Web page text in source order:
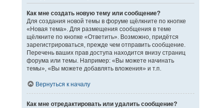
Как мне создать новую тему или сообщение?
Для создания новой темы в форуме щёлкните по кнопке
«Новая тема». Для размещения сообщения в теме
щёлкните по кнопке «Ответить». Возможно, придётся
зарегистрироваться, прежде чем отправить сообщение.
Перечень ваших прав доступа находится внизу страниц
форума или темы. Например: «Вы можете начинать
темы», «Вы можете добавлять вложения» и т.п.
Вернуться к началу
Как мне отредактировать или удалить сообщение?